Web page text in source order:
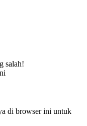
salah!
di browser ini untuk